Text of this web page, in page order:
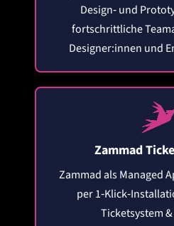
Design‑ und
fortschrittliche
Designer:innen und
Zammad
Zammad als Managed
per
Ticketsystem